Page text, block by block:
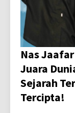
Nas
Juara
Sejarah
Tercipta!